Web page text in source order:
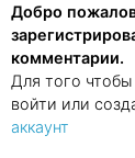
Добро
комментарии.
Для того
войти или
аккаунт